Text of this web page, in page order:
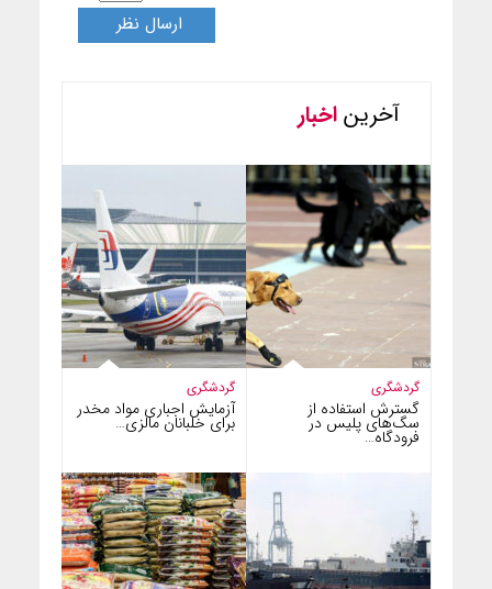
آخریناخبار
گردشگری
آزمایش اجباری مواد مخدر
برای خلبانان مالزی…
گردشگری
گسترش استفاده از
سگ‌های پلیس در
فرودگاه…